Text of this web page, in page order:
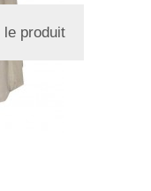
le produit